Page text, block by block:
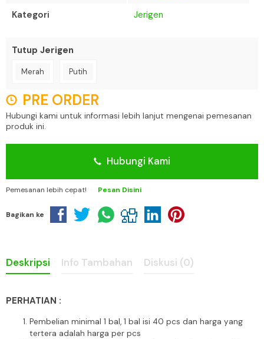
Kategori
Jerigen
Tutup Jerigen
Merah Putih
PRE ORDER
Hubungi kami untuk informasi lebih lanjut mengenai pemesanan
produk ini.
Hubungi Kami
Pemesanan lebih cepat! Pesan Disini
Bagikan ke
Deskripsi Info Tambahan Diskusi (0)
PERHATIAN :
Pembelian minimal 1 bal, 1 bal isi 40 pcs dan harga yang
tertera adalah harga per pcs